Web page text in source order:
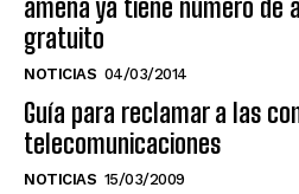
amena ya tiene número de
gratuito
NOTICIAS 04/03/2014
Guía para reclamar a las
telecomunicaciones
NOTICIAS 15/03/2009